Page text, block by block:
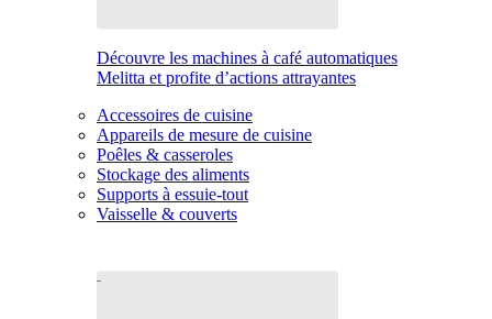
Découvre les machines à café automatiques
Melitta et profite d’actions attrayantes
Accessoires de cuisine
Appareils de mesure de cuisine
Poêles & casseroles
Stockage des aliments
Supports à essuie-tout
Vaisselle & couverts